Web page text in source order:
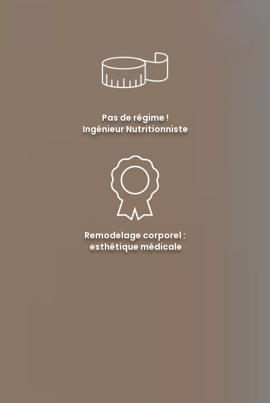
Pas de régime !
Ingénieur Nutritionniste
Remodelage corporel :
esthétique médicale